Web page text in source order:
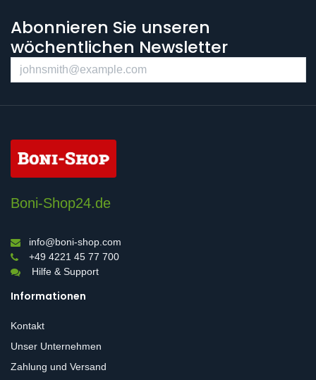
Abonnieren Sie unseren
wöchentlichen Newsletter
Boni-Shop24.de
info@boni-shop.com
+49 4221 45 77 700
Hilfe & Support
Informationen
Kontakt
Unser Unternehmen
Zahlung und Versand